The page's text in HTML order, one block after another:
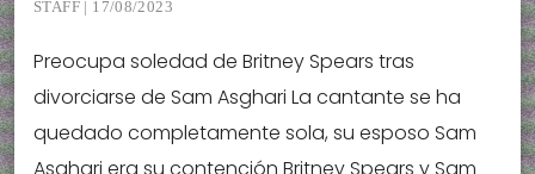
STAFF | 17/08/2023
Preocupa soledad de Britney Spears tras
divorciarse de Sam Asghari La cantante se ha
quedado completamente sola, su esposo Sam